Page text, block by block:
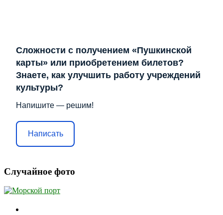
Сложности с получением «Пушкинской
карты» или приобретением билетов?
Знаете, как улучшить работу учреждений
культуры?
Напишите — решим!
Написать
Случайное фото